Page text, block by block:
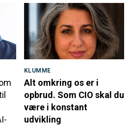
KLUMME
Alt omkring os er i
opbrud. Som CIO skal du
være i konstant
udvikling